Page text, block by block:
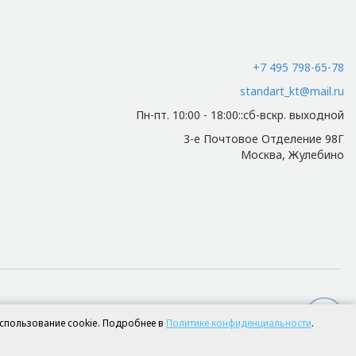
товар.
индивидуально.
индивидуально.
металлоизделий.
характеристики требуемого изделия.
+7 495 798-65-78
standart_kt@mail.ru
Пн-пт. 10:00 - 18:00::сб-вскр. выходной
3-е Почтовое Отделение 98Г
Москва, Жулебино
cookie. Подробнее в Политике конфиденциальности.